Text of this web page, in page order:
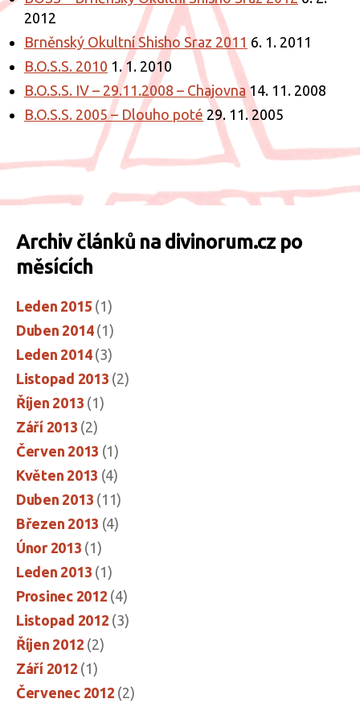
2012
Brněnský Okultní Shisho Sraz 2011 6. 1. 2011
B.O.S.S. 2010 1. 1. 2010
B.O.S.S. IV – 29.11.2008 – Chajovna 14. 11. 2008
B.O.S.S. 2005 – Dlouho poté 29. 11. 2005
Archiv článků na divinorum.cz po
měsících
Leden 2015 (1)
Duben 2014(1)
Leden 2014(3)
Listopad 2013 (2)
Říjen 2013 (1)
Září 2013 (2)
Červen 2013 (1)
Květen 2013 (4)
Duben 2013 (11)
Březen 2013 (4)
Únor 2013 (1)
Leden 2013 (1)
Prosinec 2012 (4)
Listopad 2012 (3)
Říjen 2012 (2)
Září 2012 (1)
Červenec 2012 (2)